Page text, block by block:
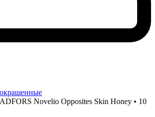
Novelio Opposites Skin Honey • 10